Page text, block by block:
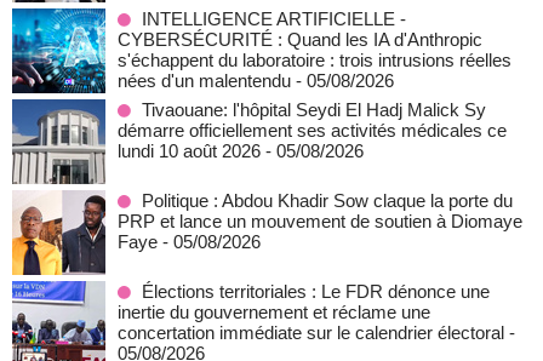
INTELLIGENCE ARTIFICIELLE -
CYBERSÉCURITÉ : Quand les IA d'Anthropic
s'échappent du laboratoire : trois intrusions réelles
nées d'un malentendu - 05/08/2026
Tivaouane: l'hôpital Seydi El Hadj Malick Sy
démarre officiellement ses activités médicales ce
lundi 10 août 2026 - 05/08/2026
Politique : Abdou Khadir Sow claque la porte du
PRP et lance un mouvement de soutien à Diomaye
Faye - 05/08/2026
Élections territoriales : Le FDR dénonce une
inertie du gouvernement et réclame une
concertation immédiate sur le calendrier électoral -
05/08/2026